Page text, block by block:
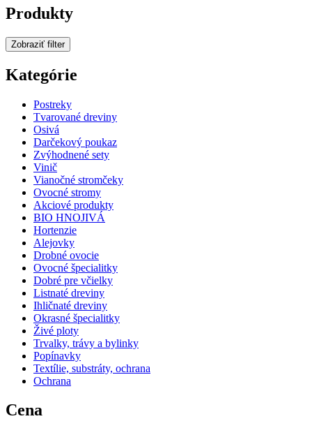
Produkty
Zobraziť filter
Kategórie
Postreky
Tvarované dreviny
Osivá
Darčekový poukaz
Zvýhodnené sety
Vinič
Vianočné stromčeky
Ovocné stromy
Akciové produkty
BIO HNOJIVÁ
Hortenzie
Alejovky
Drobné ovocie
Ovocné špecialitky
Dobré pre včielky
Listnaté dreviny
Ihličnaté dreviny
Okrasné špecialitky
Živé ploty
Trvalky, trávy a bylinky
Popínavky
Textílie, substráty, ochrana
Ochrana
Cena